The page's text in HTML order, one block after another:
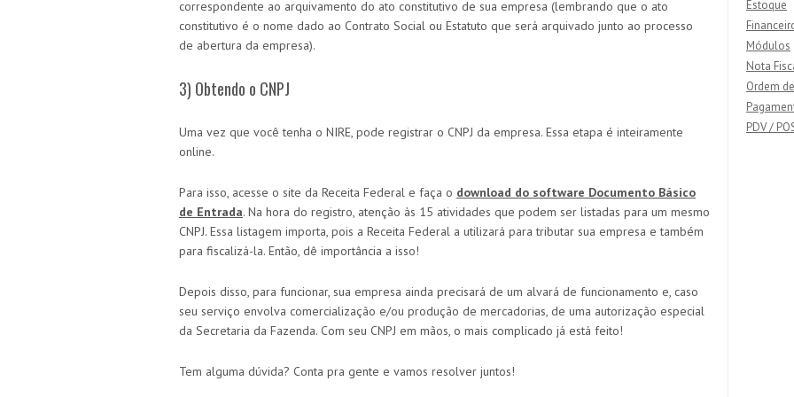
correspondente ao arquivamento do ato constitutivo de sua empresa (lembrando que o ato
constitutivo é o nome dado ao Contrato Social ou Estatuto que será arquivado junto ao processo
de abertura da empresa).
3) Obtendo o CNPJ
Uma vez que você tenha o NIRE, pode registrar o CNPJ da empresa. Essa etapa é inteiramente
online.
Para isso, acesse o site da Receita Federal e faça o download do software Documento Básico
de Entrada. Na hora do registro, atenção às 15 atividades que podem ser listadas para um mesmo
CNPJ. Essa listagem importa, pois a Receita Federal a utilizará para tributar sua empresa e também
para fiscalizá-la. Então, dê importância a isso!
Depois disso, para funcionar, sua empresa ainda precisará de um alvará de funcionamento e, caso
seu serviço envolva comercialização e/ou produção de mercadorias, de uma autorização especial
da Secretaria da Fazenda. Com seu CNPJ em mãos, o mais complicado já está feito!
Tem alguma dúvida? Conta pra gente e vamos resolver juntos!
Estoque
Módulos
Nota
Ordem
PDV /